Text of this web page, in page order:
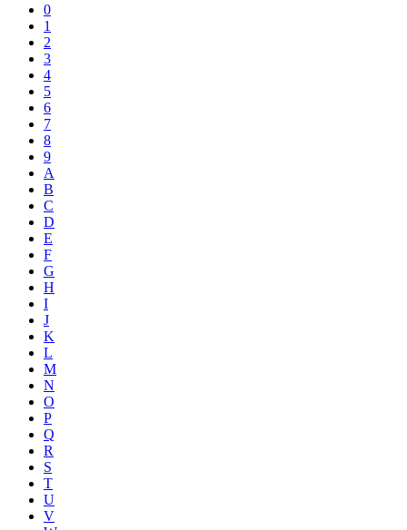
0
1
2
3
4
5
6
7
8
9
A
B
C
D
E
F
G
H
I
J
K
L
M
N
O
P
Q
R
S
T
U
V